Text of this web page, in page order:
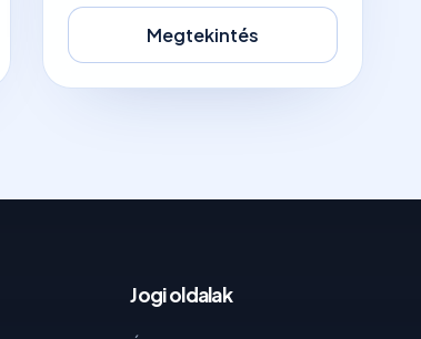
Megtekintés
Jogi oldalak